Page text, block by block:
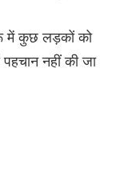
में कुछ लड़कों को
पहचान नहीं की जा